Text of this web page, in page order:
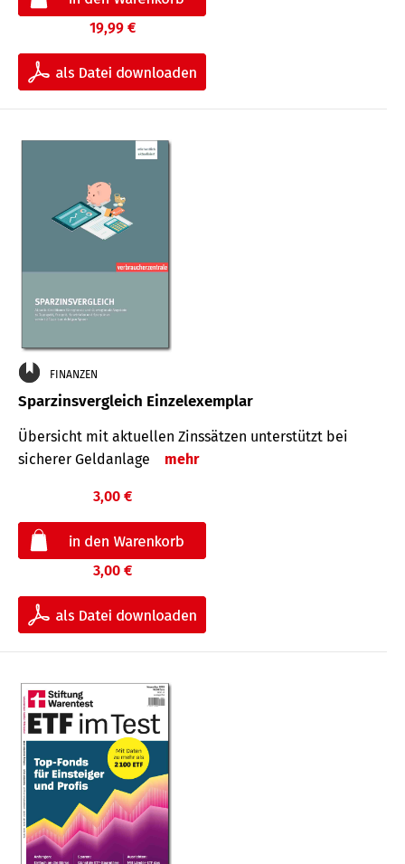
19,99 €
FINANZEN
Sparzinsvergleich Einzelexemplar
Übersicht mit aktuellen Zinssätzen unterstützt bei
sicherer Geldanlage
mehr
3,00 €
3,00 €